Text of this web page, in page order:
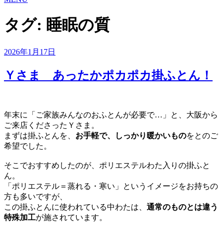
タグ: 睡眠の質
投
日:
2026年1月17日
Ｙさま あったかポカポカ掛ふとん！
年末に「ご家族みんなのおふとんが必要で…」と、大阪から
ご来店くださったＹさま。
まずは掛ふとんを、 お手軽で、しっかり暖かいものをとのご
希望でした。
そこでおすすめしたのが、ポリエステルわた入りの掛ふと
ん。
「ポリエステル＝蒸れる・寒い」というイメージをお持ちの
方も多いですが、
この掛ふとんに使われている中わたは、 通常のものとは違う
特殊加工が施されています。